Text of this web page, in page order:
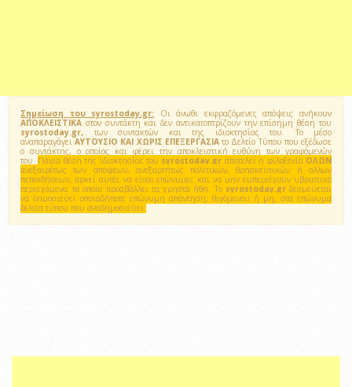
Σημείωση του syrostoday.gr: Οι άνωθι εκφραζόμενες απόψεις ανήκουν
ΑΠΟΚΛΕΙΣΤΙΚΑ στον συντάκτη και δεν αντικατοπτρίζουν την επίσημη θέση του
syrostoday.gr, των συντακτών και της ιδιοκτησίας του. Το μέσο
αναπαραγάγειΑΥΤΟΥΣΙΟ ΚΑΙ ΧΩΡΙΣ ΕΠΕΞΕΡΓΑΣΙΑτο Δελτίο Τύπου που εξέδωσε
ο συντάκτης, ο οποίος και φέρει την αποκλειστική ευθύνη των γραφόμενών
του. Πάγια θέση της ιδιοκτησίας του syrostoday.gr αποτελεί η φιλοξενία ΟΛΩΝ
ανεξαιρέτως των απόψεων, ανεξαρτήτως πολιτικών, θρησκευτικών ή αλλων
πεποιθήσεων, αρκεί αυτές να είναι επώνυμες και να μην εμπεριέχουν υβριστικό
περιεχόμενο, το οποίο προσβάλλει τα χρηστά ήθη. Το syrostoday.grδεσμεύεται
να δημοσιεύει οποιαδήποτε επώνυμη απάντηση, θιγόμενου ή μη, στα επώνυμα
δελτία τύπου που αναδημοσιεύει.